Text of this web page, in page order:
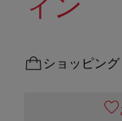
ショッピング